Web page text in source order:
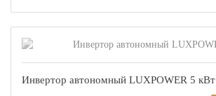
Инвертор автономный LUXPOWER 5 кВт